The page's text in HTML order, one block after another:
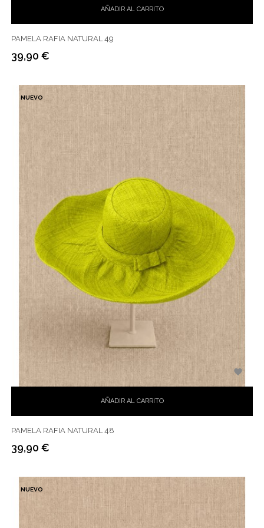
AÑADIR AL CARRITO
PAMELA RAFIA NATURAL 49
Precio
39,90 €
NUEVO
AÑADIR AL CARRITO

PAMELA RAFIA NATURAL 48
Precio
39,90 €
NUEVO